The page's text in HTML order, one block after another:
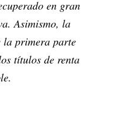
en gran
Asimismo, la
la primera parte
títulos de renta